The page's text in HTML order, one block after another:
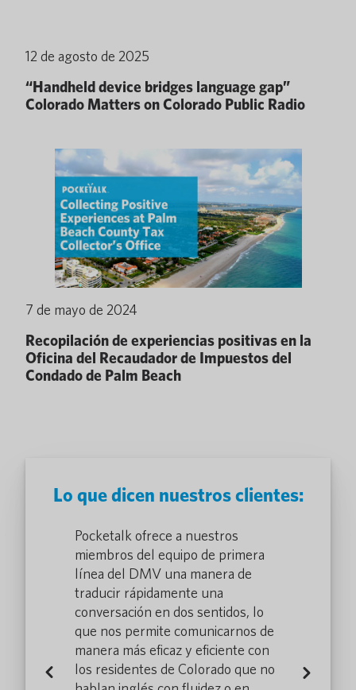
12 de agosto de 2025
“Handheld device bridges language gap”
Colorado Matters on Colorado Public Radio
7 de mayo de 2024
Recopilación de experiencias positivas en la
Oficina del Recaudador de Impuestos del
Condado de Palm Beach
Lo que dicen nuestros clientes:
Previous
y
Pocketalk ofrece a nuestros
miembros del equipo de primera
línea del DMV una manera de
traducir rápidamente una
conversación en dos sentidos, lo
que nos permite comunicarnos de
manera más eficaz y eficiente con
los residentes de Colorado que no
escucha de
Next